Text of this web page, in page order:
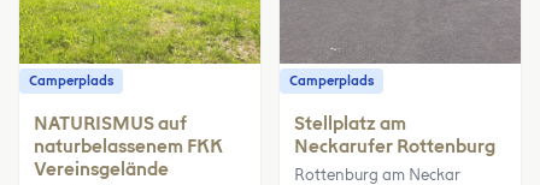
Camperplads
NATURISMUS auf
naturbelassenem FKK
Vereinsgelände
Camperplads
Stellplatz am
Neckarufer Rottenburg
Rottenburg am Neckar